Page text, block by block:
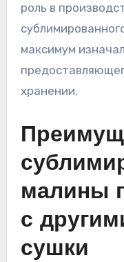
роль в
максимум
хранении.
малины
с
сушки